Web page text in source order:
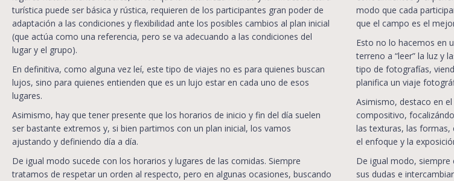
turística puede ser básica y rústica, requieren de los participantes gran poder de
adaptación a las condiciones y flexibilidad ante los posibles cambios al plan inicial
(que actúa como una referencia, pero se va adecuando a las condiciones del
lugar y el grupo).
En definitiva, como alguna vez leí, este tipo de viajes no es para quienes buscan
lujos, sino para quienes entienden que es un lujo estar en cada uno de esos
lugares.
Asimismo, hay que tener presente que los horarios de inicio y fin del día suelen
ser bastante extremos y, si bien partimos con un plan inicial, los vamos
ajustando y definiendo día a día.
De igual modo sucede con los horarios y lugares de las comidas. Siempre
tratamos de respetar un orden al respecto, pero en algunas ocasiones, buscando
modo que cada
que el campo es el
Esto no lo hacemos en
terreno a “leer” la luz y
tipo de fotografías,
planifica un viaje
Asimismo, destaco en
compositivo,
las texturas, las
el enfoque y la
De igual modo,
sus dudas e